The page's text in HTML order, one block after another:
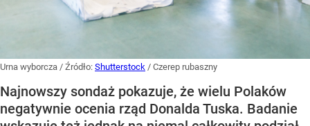
Urna wyborcza / Źródło: Shutterstock / Czerep rubaszny
Najnowszy sondaż pokazuje, że wielu Polaków
negatywnie ocenia rząd Donalda Tuska. Badanie